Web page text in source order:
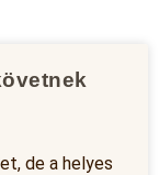
de a helyes